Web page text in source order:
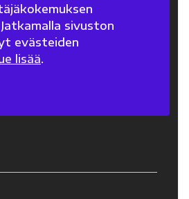
sivuston
evästeiden
lisää.